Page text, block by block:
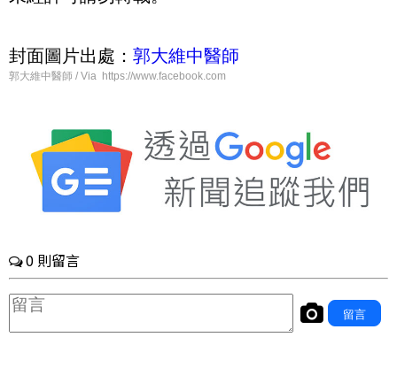
封面圖片出處： 郭大維中醫師
郭大維中醫師 / Via https://www.facebook.com